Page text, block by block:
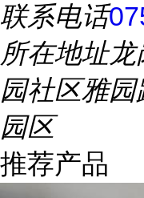
联系电话
所在地址龙
园社区雅
园区
推荐产品